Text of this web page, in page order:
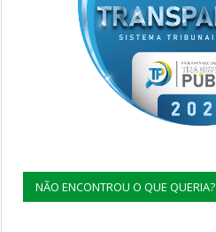
NÃO ENCONTROU O QUE QUERIA?